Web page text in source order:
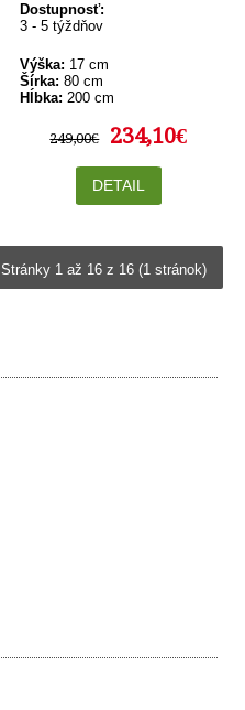
Dostupnosť:
3 - 5 týždňov
Výška: 17 cm
Šírka: 80 cm
Hĺbka: 200 cm
249,00€ 234,10€
DETAIL
Stránky 1 až 16 z 16 (1 stránok)